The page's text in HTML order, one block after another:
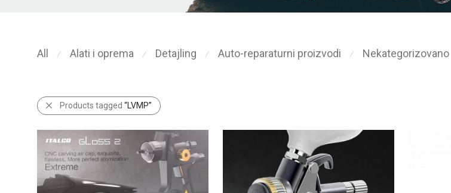
All ⁄ Alati i oprema ⁄ Detajling ⁄ Auto-reparaturni proizvodi ⁄ Nekategorizovano
Products tagged “LVMP”